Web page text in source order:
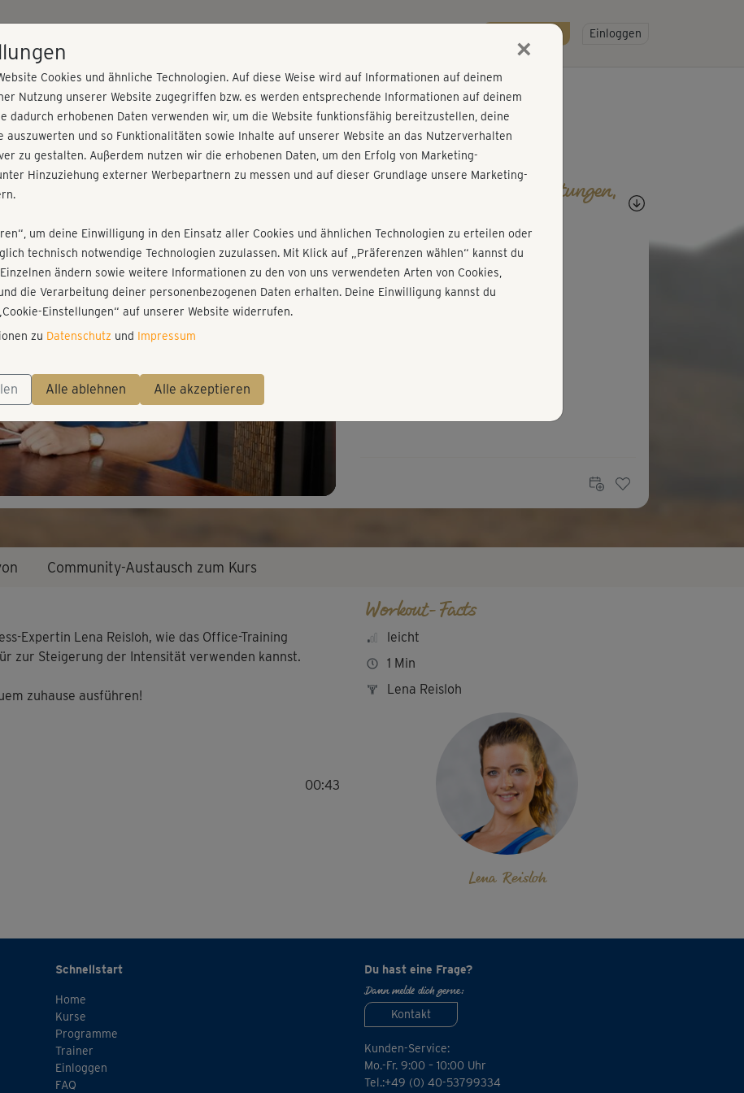
Gratis testen! Einloggen
Workout
Play
Video
Fragen, Antworten, Bewertungen,
R
Ruth920
😃
Community-Austausch zum Kurs
Expertin Lena Reisloh, wie das Office-Training
zur Steigerung der Intensität verwenden kannst.
zuhause ausführen!
00:43
Workout-Facts
leicht
1 Min
Lena Reisloh
Lena Reisloh
Schnellstart
Home
Kurse
Programme
Trainer
Einloggen
FAQ
Du hast eine Frage?
Dann melde dich gerne:
Kontakt
Kunden-Service:
Mo.-Fr. 9:00 – 10:00 Uhr
Tel.:+49 (0) 40-53799334
×
Cookies und ähnliche Technologien. Auf diese Weise wird auf Informationen auf deinem
Nutzung unserer Website zugegriffen bzw. es werden entsprechende Informationen auf deinem
dadurch erhobenen Daten verwenden wir, um die Website funktionsfähig bereitzustellen, deine
auszuwerten und so Funktionalitäten sowie Inhalte auf unserer Website an das Nutzerverhalten
zu gestalten. Außerdem nutzen wir die erhobenen Daten, um den Erfolg von Marketing-
Hinzuziehung externer Werbepartnern zu messen und auf dieser Grundlage unsere Marketing-
um deine Einwilligung in den Einsatz aller Cookies und ähnlichen Technologien zu erteilen oder
technisch notwendige Technologien zuzulassen. Mit Klick auf „Präferenzen wählen“ kannst du
ändern sowie weitere Informationen zu den von uns verwendeten Arten von Cookies,
die Verarbeitung deiner personenbezogenen Daten erhalten. Deine Einwilligung kannst du
Einstellungen“ auf unserer Website widerrufen.
zu Datenschutz und Impressum
Alle ablehnen Alle akzeptieren